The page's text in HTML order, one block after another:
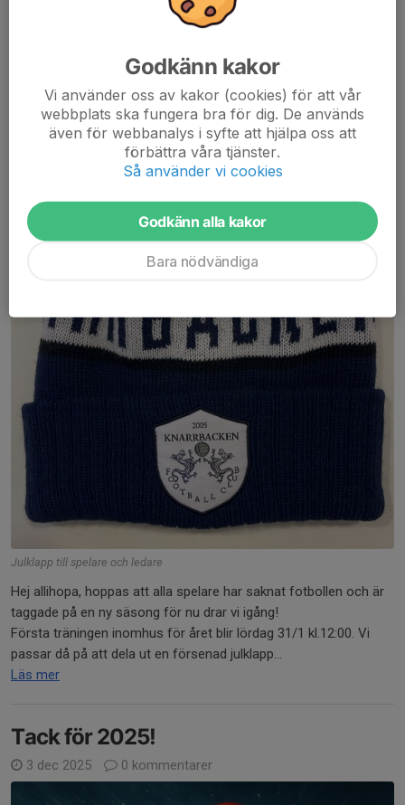
Julklapp till spelare och ledare
Hej allihopa, hoppas att alla spelare har saknat fotbollen och är
taggade på en ny säsong för nu drar vi igång!
Första träningen inomhus för året blir lördag 31/1 kl.12:00. Vi
passar då på att dela ut en försenad julklapp...
Läs mer
Tack för 2025!
3 dec 2025 0 kommentarer
Godkänn kakor
Vi använder oss av kakor (cookies) för att vår
webbplats ska fungera bra för dig. De används
även för webbanalys i syfte att hjälpa oss att
förbättra våra tjänster.
Så använder vi cookies
Godkänn alla kakor
Bara nödvändiga